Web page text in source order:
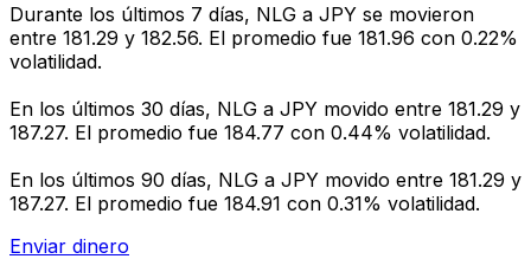
Durante los últimos 7 días, NLG a JPY se movieron
entre 181.29 y 182.56. El promedio fue 181.96 con 0.22%
volatilidad.
En los últimos 30 días, NLG a JPY movido entre 181.29 y
187.27. El promedio fue 184.77 con 0.44% volatilidad.
En los últimos 90 días, NLG a JPY movido entre 181.29 y
187.27. El promedio fue 184.91 con 0.31% volatilidad.
Enviar dinero